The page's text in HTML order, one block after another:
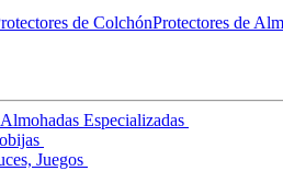
de ColchónProtectores de
Almohadas Especializadas
Juegos